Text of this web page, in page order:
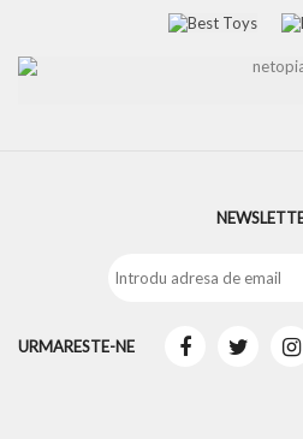
URMARESTE-NE